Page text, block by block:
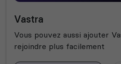
Vastra
Vous pouvez aussi ajouter
rejoindre plus facilement